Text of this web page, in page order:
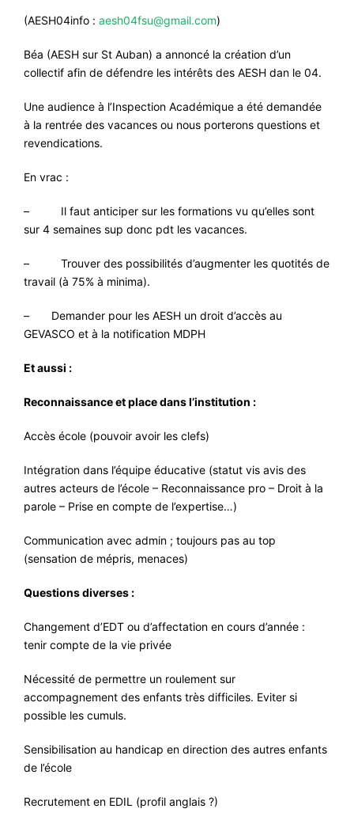
(AESH04info : aesh04fsu@gmail.com)
Béa (AESH sur St Auban) a annoncé la création d’un
collectif afin de défendre les intérêts des AESH dan le 04.
Une audience à l’Inspection Académique a été demandée
à la rentrée des vacances ou nous porterons questions et
revendications.
En vrac :
– Il faut anticiper sur les formations vu qu’elles sont
sur 4 semaines sup donc pdt les vacances.
– Trouver des possibilités d’augmenter les quotités de
travail (à 75% à minima).
– Demander pour les AESH un droit d’accès au
GEVASCO et à la notification MDPH
Et aussi :
Reconnaissance et place dans l’institution :
Accès école (pouvoir avoir les clefs)
Intégration dans l’équipe éducative (statut vis avis des
autres acteurs de l’école – Reconnaissance pro – Droit à la
parole – Prise en compte de l’expertise…)
Communication avec admin ; toujours pas au top
(sensation de mépris, menaces)
Questions diverses :
Changement d’EDT ou d’affectation en cours d’année :
tenir compte de la vie privée
Nécessité de permettre un roulement sur
accompagnement des enfants très difficiles. Eviter si
possible les cumuls.
Sensibilisation au handicap en direction des autres enfants
de l’école
Recrutement en EDIL (profil anglais ?)